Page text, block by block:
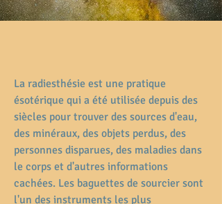
La radiesthésie est une pratique
ésotérique qui a été utilisée depuis des
siècles pour trouver des sources d'eau,
des minéraux, des objets perdus, des
personnes disparues, des maladies dans
le corps et d'autres informations
cachées. Les baguettes de sourcier sont
l'un des instruments les plus